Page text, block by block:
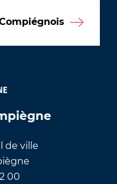
de ville
00